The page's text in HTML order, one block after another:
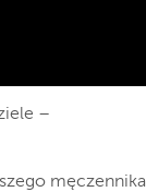
–
męczennika